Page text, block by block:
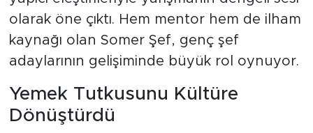
olarak öne çıktı. Hem mentor hem de ilham
kaynağı olan Somer Şef, genç şef
adaylarının gelişiminde büyük rol oynuyor.
Yemek Tutkusunu Kültüre
Dönüştürdü